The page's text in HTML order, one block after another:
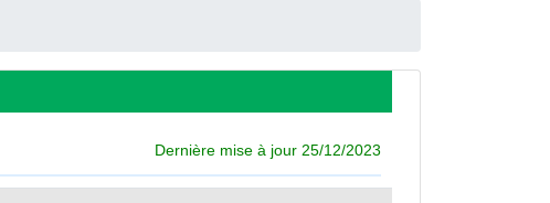
Dernière mise à jour 25/12/2023